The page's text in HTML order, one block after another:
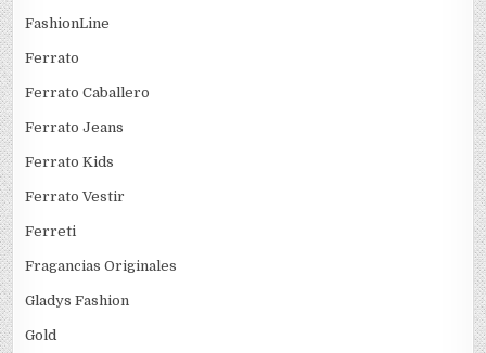
FashionLine
Ferrato
Ferrato Caballero
Ferrato Jeans
Ferrato Kids
Ferrato Vestir
Ferreti
Fragancias Originales
Gladys Fashion
Gold